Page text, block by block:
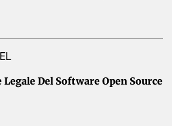
Legale Del Software Open Source